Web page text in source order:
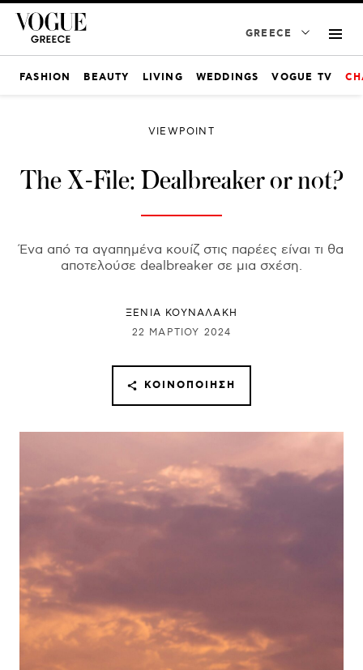
GREECE
FASHION BEAUTY LIVING WEDDINGS VOGUE TV
VIEWPOINT
The X-File: Dealbreaker or not?
Ένα από τα αγαπημένα κουίζ στις παρέες είναι τι θα
αποτελούσε dealbreaker σε μια σχέση.
ΞΕΝΙΑ ΚΟΥΝΑΛΑΚΗ
22 ΜΑΡΤΊΟΥ 2024
ΚΟΙΝΟΠΟΊΗΣΗ